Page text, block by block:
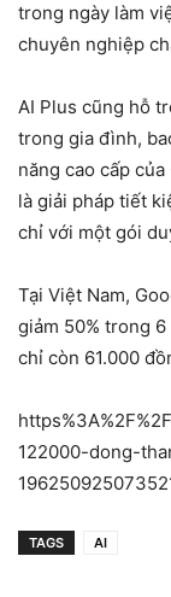
trong ngày làm
chuyên nghiệp
AI Plus cũng hỗ
trong gia đình,
năng cao cấp
là giải pháp tiết
chỉ với một gói
Tại Việt Nam,
giảm 50% trong
chỉ còn 61.000
122000-dong-
TAGS AI